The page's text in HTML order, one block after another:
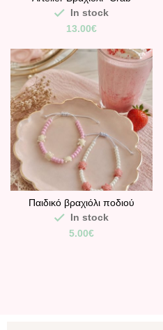
Summer”.
In stock
13.00€
Παιδικό βραχιόλι ποδιού
Turtle με χάντρες και
χελωνάκια.
In stock
5.00€